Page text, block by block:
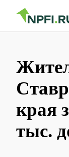
края
тыс.